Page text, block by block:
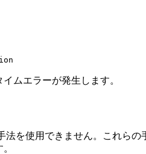
ムエラーが発生します。
法を使用できません。これら